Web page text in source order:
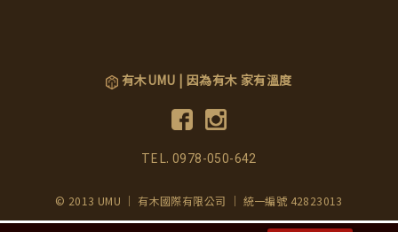
有木UMU | 因為有木 家有溫度
TEL.0978-050-642
© 2013 UMU ｜ 有木國際有限公司 ｜ 統一編號 42823013